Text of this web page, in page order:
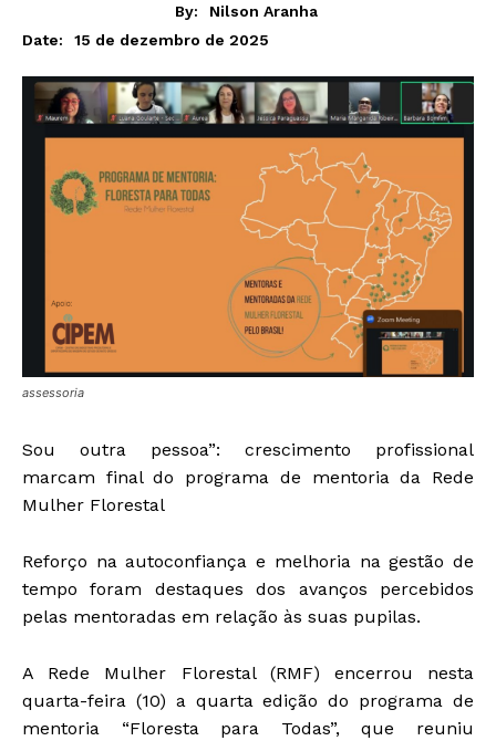
By:
Nilson Aranha
Date:
15 de dezembro de 2025
assessoria
Sou outra pessoa”: crescimento profissional
marcam final do programa de mentoria da Rede
Mulher Florestal
Reforço na autoconfiança e melhoria na gestão de
tempo foram destaques dos avanços percebidos
pelas mentoradas em relação às suas pupilas.
A Rede Mulher Florestal (RMF) encerrou nesta
quarta-feira (10) a quarta edição do programa de
mentoria “Floresta para Todas”, que reuniu